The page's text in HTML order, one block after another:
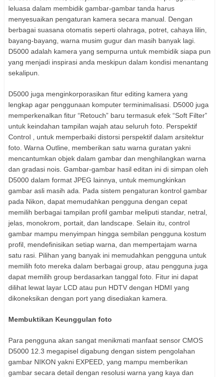
leluasa dalam membidik gambar-gambar tanda harus
menyesuaikan pengaturan kamera secara manual. Dengan
berbagai suasana otomatis seperti olahraga, potret, cahaya lilin,
bayang-bayang, warna musim gugur dan masih banyak lagi.
D5000 adalah kamera yang sempurna untuk membidik siapa pun
yang menjadi inspirasi anda meskipun dalam kondisi menantang
sekalipun.
D5000 juga menginkorporasikan fitur editing kamera yang
lengkap agar penggunaan komputer terminimalisasi. D5000 juga
memperkenalkan fitur “Retouch” baru termasuk efek “Soft Filter”
untuk keindahan tampilan wajah atau seluruh foto. Perspektif
Control , untuk memperbaiki distorsi perspektif dalam arsitektur
foto. Warna Outline, memberikan satu warna guratan yakni
mencantumkan objek dalam gambar dan menghilangkan warna
dan gradasi nois. Gambar-gambar hasil editan ini di simpan oleh
D5000 dalam format JPEG lainnya, untuk memungkinkan
gambar asli masih ada. Pada sistem pengaturan kontrol gambar
pada Nikon, dapat memudahkan pengguna dengan cepat
memilih berbagai tampilan profil gambar meliputi standar, netral,
jelas, monokrom, portait, dan landscape. Selain itu, control
gambar mampu menyimpan hingga sembilan pengguna kostum
profil, mendefinisikan setiap warna, dan mempertajam warna
satu rasi. Pilihan yang banyak ini memudahkan pengguna untuk
memilih foto mereka dalam berbagai group, atau pengguna juga
dapat memilih group berdasarkan tanggal foto. Fitur ini dapat
dilihat lewat layar LCD atau pun HDTV dengan HDMI yang
dikoneksikan dengan port yang disediakan kamera.
Membuktikan Keunggulan foto
Para pengguna akan sangat menikmati manfaat sensor CMOS
D5000 12.3 megapisel digabung dengan sistem pengolahan
gambar NIKON yakni EXPEED, yang mampu memberikan
gambar secara detail dengan resolusi warna yang kaya dan